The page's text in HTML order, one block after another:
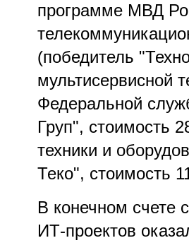
программе МВД
(победитель
мультисервисной
Федеральной
Груп", стоимость
техники и
Теко", стоимость
В конечном счете
ИТ-проектов